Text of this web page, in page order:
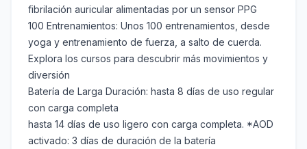
fibrilación auricular alimentadas por un sensor PPG
100 Entrenamientos: Unos 100 entrenamientos, desde
yoga y entrenamiento de fuerza, a salto de cuerda.
Explora los cursos para descubrir más movimientos y
diversión
Batería de Larga Duración: hasta 8 días de uso regular
con carga completa
hasta 14 días de uso ligero con carga completa. *AOD
activado: 3 días de duración de la batería